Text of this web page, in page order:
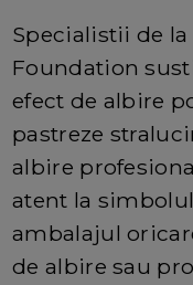
Specialistii de
Foundation
efect de albire
pastreze
albire
atent la
ambalajul
de albire sau